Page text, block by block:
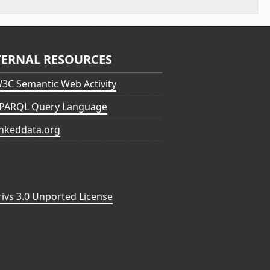
RESOURCES
Semantic Web Activity
Query Language
3.0 Unported License